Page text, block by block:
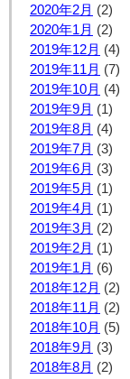
2020年2月 (2)
2020年1月 (2)
2019年12月 (4)
2019年11月 (7)
2019年10月 (4)
2019年9月 (1)
2019年8月 (4)
2019年7月 (3)
2019年6月 (3)
2019年5月 (1)
2019年4月 (1)
2019年3月 (2)
2019年2月 (1)
2019年1月 (6)
2018年12月 (2)
2018年11月 (2)
2018年10月 (5)
2018年9月 (3)
2018年8月 (2)